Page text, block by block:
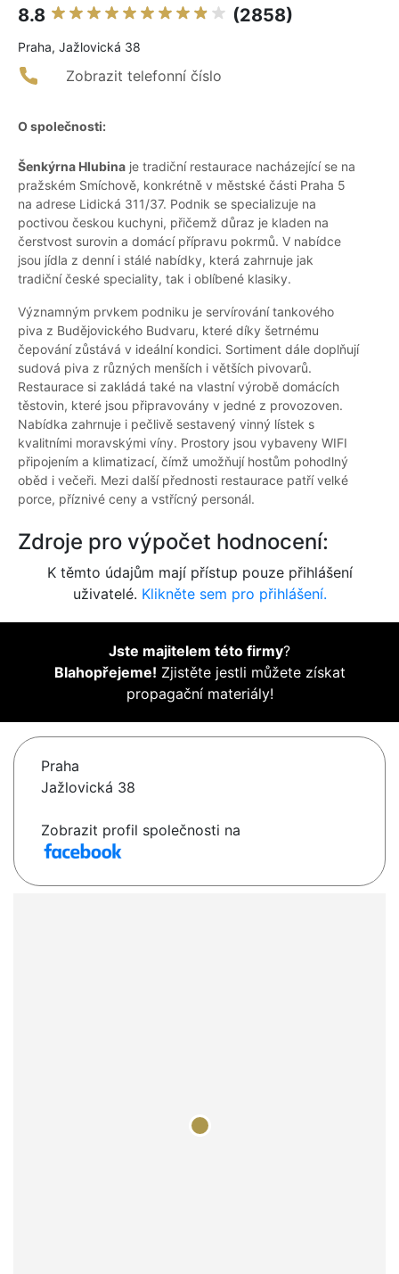
8.8 (2858)
Praha, Jažlovická 38
Zobrazit telefonní číslo
O společnosti:
Šenkýrna Hlubina je tradiční restaurace nacházející se na
pražském Smíchově, konkrétně v městské části Praha 5
na adrese Lidická 311/37. Podnik se specializuje na
poctivou českou kuchyni, přičemž důraz je kladen na
čerstvost surovin a domácí přípravu pokrmů. V nabídce
jsou jídla z denní i stálé nabídky, která zahrnuje jak
tradiční české speciality, tak i oblíbené klasiky.
Významným prvkem podniku je servírování tankového
piva z Budějovického Budvaru, které díky šetrnému
čepování zůstává v ideální kondici. Sortiment dále doplňují
sudová piva z různých menších i větších pivovarů.
Restaurace si zakládá také na vlastní výrobě domácích
těstovin, které jsou připravovány v jedné z provozoven.
Nabídka zahrnuje i pečlivě sestavený vinný lístek s
kvalitními moravskými víny. Prostory jsou vybaveny WIFI
připojením a klimatizací, čímž umožňují hostům pohodlný
oběd i večeři. Mezi další přednosti restaurace patří velké
porce, příznivé ceny a vstřícný personál.
Zdroje pro výpočet hodnocení:
K těmto údajům mají přístup pouze přihlášení
uživatelé. Klikněte sem pro přihlášení.
Jste majitelem této firmy?
Blahopřejeme! Zjistěte jestli můžete získat
propagační materiály!
Praha
Jažlovická 38
Zobrazit profil společnosti na